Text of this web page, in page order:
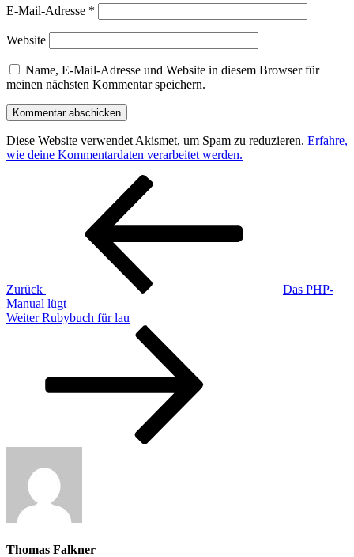
E-Mail-Adresse *
Website
Name, E-Mail-Adresse und Website in diesem Browser für
meinen nächsten Kommentar speichern.
Diese Website verwendet Akismet, um Spam zu reduzieren. Erfahre,
wie deine Kommentardaten verarbeitet werden.
Beitragsnavigation
Zurück
Das PHP-
Manual lügt
Nächster
Weiter Rubybuch für lau
Thomas Falkner